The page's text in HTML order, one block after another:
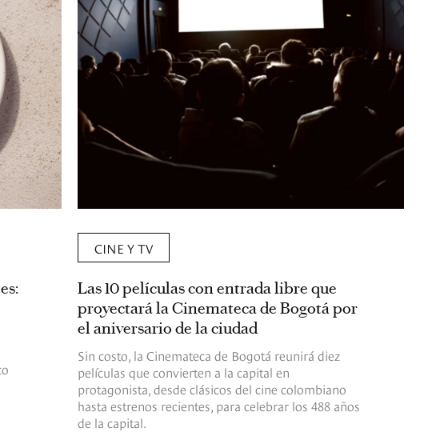
CINE Y TV
Las 10 películas con entrada libre que
proyectará la Cinemateca de Bogotá por
el aniversario de la ciudad
Sin costo, la Cinemateca de Bogotá reunirá diez
películas que convierten a la capital en
protagonista, desde clásicos del cine colombiano
hasta estrenos recientes, para celebrar los 488 años
de la capital.